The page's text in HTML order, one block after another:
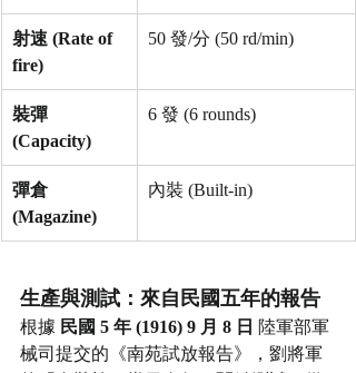
射速 (Rate of
fire)
50 發/分 (50 rd/min)
裝彈
(Capacity)
6 發 (6 rounds)
彈倉
(Magazine)
內裝 (Built-in)
生產與測試：來自民國五年的報告
根據 民國 5 年 (1916) 9 月 8 日 陸軍部軍
械司提交的《南苑試放報告》，劉將軍